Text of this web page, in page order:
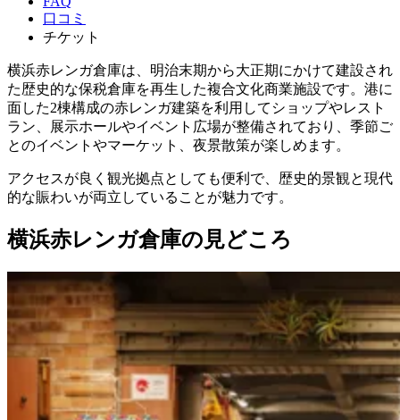
口コミ
チケット
横浜赤レンガ倉庫は、明治末期から大正期にかけて建設され
た歴史的な保税倉庫を再生した複合文化商業施設です。港に
面した2棟構成の赤レンガ建築を利用してショップやレスト
ラン、展示ホールやイベント広場が整備されており、季節ご
とのイベントやマーケット、夜景散策が楽しめます。
アクセスが良く観光拠点としても便利で、歴史的景観と現代
的な賑わいが両立していることが魅力です。
横浜赤レンガ倉庫の見どころ